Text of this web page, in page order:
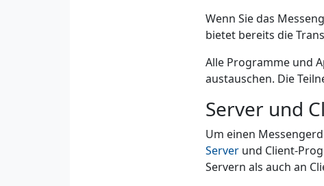
Wenn Sie das
bietet bereits die
Alle Programme und
austauschen. Die
Server und
Um einen
Server und Client-
Servern als auch an